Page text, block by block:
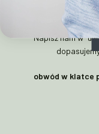
Napisz nam w
obwód w klatce